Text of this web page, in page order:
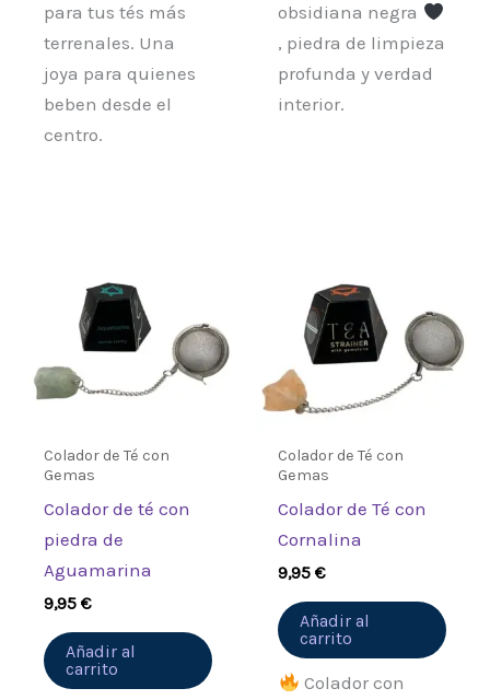
para tus tés más
terrenales. Una
joya para quienes
beben desde el
centro.
obsidiana negra
, piedra de limpieza
profunda y verdad
interior.
Colador de Té con
Gemas
Colador de té con
piedra de
Aguamarina
9,95€
Añadir al
carrito
Colador de Té con
Gemas
Colador de Té con
Cornalina
9,95€
Añadir al
carrito
Colador con